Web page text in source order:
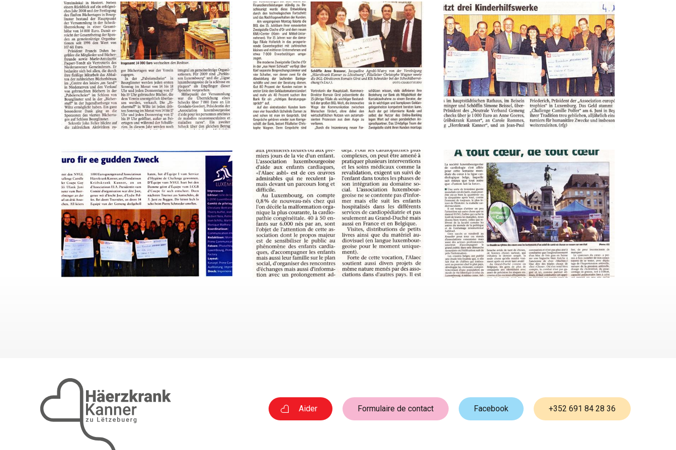
Aider Formulaire de contact Facebook +352 691 84 28 36